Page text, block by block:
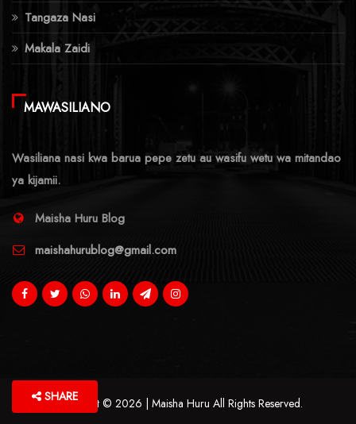
Tangaza Nasi
Makala Zaidi
MAWASILIANO
Wasiliana nasi kwa barua pepe zetu au wasifu wetu wa mitandao
ya kijamii.
Maisha Huru Blog
maishahurublog@gmail.com
Copyright © 2026 | Maisha Huru All Rights Reserved.
SHARE